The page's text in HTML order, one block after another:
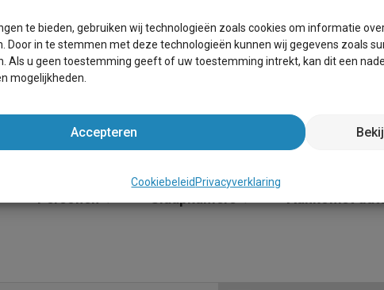
DILSEN-STOKKEM
te bieden, gebruiken wij technologieën zoals cookies om informatie
Door in te stemmen met deze technologieën kunnen wij gegevens zoals
Als u geen toestemming geeft of uw toestemming intrekt, kan dit een
mogelijkheden.
Accepteren
Cookiebeleid Privacyverklaring